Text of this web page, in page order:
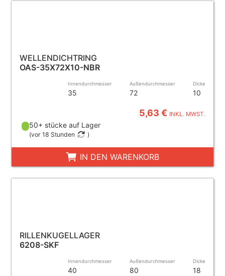
WELLENDICHTRING
OAS-35X72X10-NBR
Innendurchmesser
35
Außendurchmesser
72
Dicke
10
5,63 € INKL. MWST.
50+ stücke auf Lager
(vor 18 Stunden )
IN DEN WARENKORB
RILLENKUGELLAGER
6208-SKF
Innendurchmesser
40
Außendurchmesser
80
Dicke
18